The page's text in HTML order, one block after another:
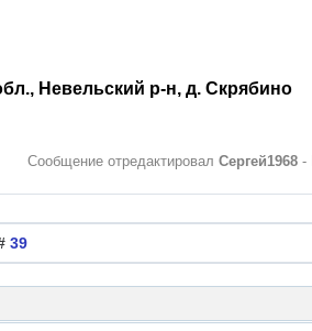
Невельский р-н, д. Скрябино
Сообщение отредактировал Сергей1968 -
39